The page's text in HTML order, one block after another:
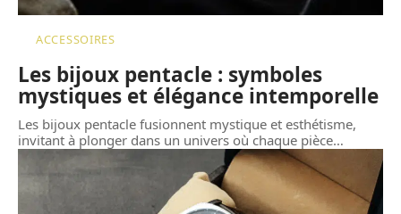
ACCESSOIRES
Les bijoux pentacle : symboles
mystiques et élégance intemporelle
Les bijoux pentacle fusionnent mystique et esthétisme,
invitant à plonger dans un univers où chaque pièce…